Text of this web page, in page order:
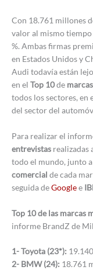
Con 18.761 millones
valor al mismo tiempo
%. Ambas firmas
en Estados Unidos y
Audi todavía están
en el Top 10de
todos los sectores, en
del sector del
Para realizar el
entrevistas realizadas
todo el mundo, junto
comercial de cada
seguida deGooglee
Top 10 de las marcas
informe BrandZ de
1- Toyota (23*):
2- BMW (24): 18.761